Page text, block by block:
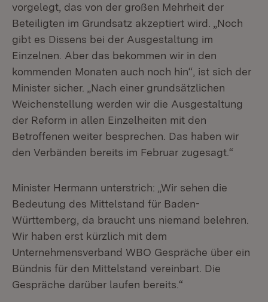
vorgelegt, das von der großen Mehrheit der
Beteiligten im Grundsatz akzeptiert wird. „Noch
gibt es Dissens bei der Ausgestaltung im
Einzelnen. Aber das bekommen wir in den
kommenden Monaten auch noch hin“, ist sich der
Minister sicher. „Nach einer grundsätzlichen
Weichenstellung werden wir die Ausgestaltung
der Reform in allen Einzelheiten mit den
Betroffenen weiter besprechen. Das haben wir
den Verbänden bereits im Februar zugesagt.“
Minister Hermann unterstrich: „Wir sehen die
Bedeutung des Mittelstand für Baden-
Württemberg, da braucht uns niemand belehren.
Wir haben erst kürzlich mit dem
Unternehmensverband WBO Gespräche über ein
Bündnis für den Mittelstand vereinbart. Die
Gespräche darüber laufen bereits.“